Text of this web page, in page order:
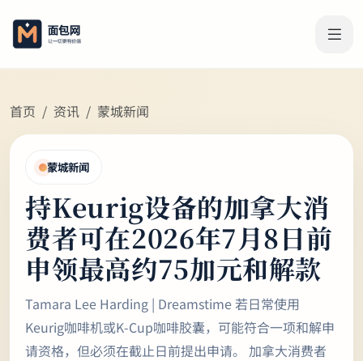
首页 资讯 蒙城新闻
蒙城新闻
持Keurig设备的加拿大消
费者可在2026年7月8日前
申领最高约75加元和解款
Tamara Lee Harding | Dreamstime 若日常使用
Keurig咖啡机或K‑Cup咖啡胶囊，可能符合一项和解申
请资格，但必须在截止日前提出申请。 加拿大消费者